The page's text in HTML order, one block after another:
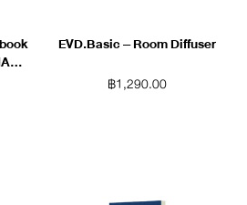
EVD.Basic – Room Diffuser
฿1,290.00